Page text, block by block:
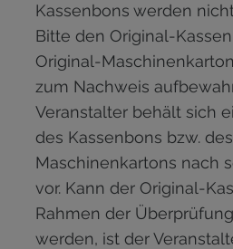
Kassenbons werden
Bitte den Original-
Original-
zum Nachweis
Veranstalter behält sich
des Kassenbons bzw.
Maschinenkartons nach
vor. Kann der Original-
Rahmen der
werden, ist der